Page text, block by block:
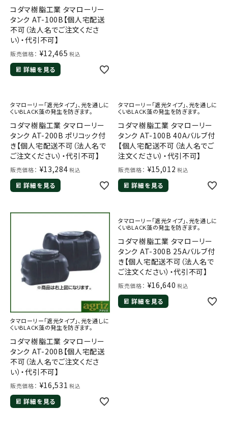
コダマ樹脂工業 タマローリー
タンク AT-100B【個人宅配送
不可（法人名でご注文くださ
い）・代引不可】
販売価格： ¥12,465 税込
詳細を見る
タマローリー「遮光タイプ」、光を通しに
くいBLACK藻の発生を防ぎます。
コダマ樹脂工業 タマローリー
タンク AT-200B ポリコック付
き【個人宅配送不可（法人名で
ご注文ください）・代引不可】
販売価格： ¥13,284 税込
詳細を見る
タマローリー「遮光タイプ」、光を通しに
くいBLACK藻の発生を防ぎます。
コダマ樹脂工業 タマローリー
タンク AT-100B 40Aバルブ付
【個人宅配送不可（法人名でご
注文ください）・代引不可】
販売価格： ¥15,012 税込
詳細を見る
タマローリー「遮光タイプ」、光を通しに
くいBLACK藻の発生を防ぎます。
コダマ樹脂工業 タマローリー
タンク AT-200B【個人宅配送
不可（法人名でご注文くださ
い）・代引不可】
販売価格： ¥16,531 税込
詳細を見る
タマローリー「遮光タイプ」、光を通しに
くいBLACK藻の発生を防ぎます。
コダマ樹脂工業 タマローリー
タンク AT-300B 25Aバルブ付
き【個人宅配送不可（法人名で
ご注文ください）・代引不可】
販売価格： ¥16,640 税込
詳細を見る